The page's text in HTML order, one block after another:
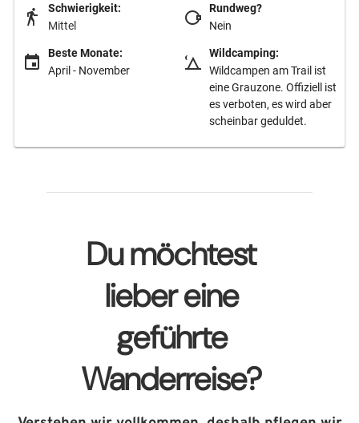
Schwierigkeit:
Mittel
Rundweg?
Nein
Beste Monate:
April - November
Wildcamping:
Wildcampen am Trail ist
eine Grauzone. Offiziell ist
es verboten, es wird aber
scheinbar geduldet.
Du möchtest
lieber eine
geführte
Wanderreise?